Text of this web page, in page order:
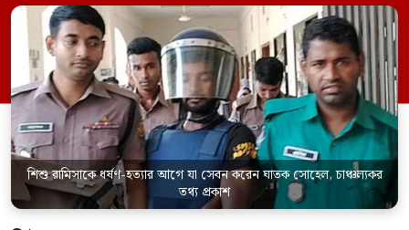
সেবন করেছিলেন বলে জবানবন্দিতে
জানিয়েছেন আসামি। রোববার (২৪ মে) সকালে
মামলার তদন্ত কর্মকর্তা পল্লবী থানার উপ-
পরিদর্শক অহিদুজ্জামান এ তথ্য নিছিত করেন।
তিনি বলেন, […]
শিশু রামিসাকে ধর্ষণ-হত্যার আগে যা সেবন করেন ঘাতক সোহেল, চাঞ্চল্যকর
তথ্য প্রকাশ